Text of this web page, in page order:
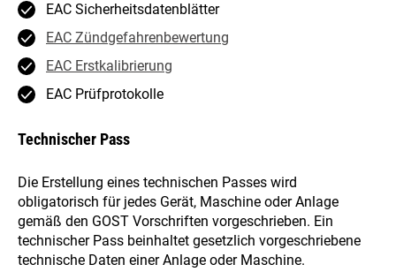
EAC Sicherheitsdatenblätter
EAC Zündgefahrenbewertung
EAC Erstkalibrierung
EAC Prüfprotokolle
Technischer Pass
Die Erstellung eines technischen Passes wird
obligatorisch für jedes Gerät, Maschine oder Anlage
gemäß den GOST Vorschriften vorgeschrieben. Ein
technischer Pass beinhaltet gesetzlich vorgeschriebene
technische Daten einer Anlage oder Maschine.